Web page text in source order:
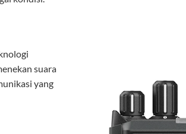
suara
yang